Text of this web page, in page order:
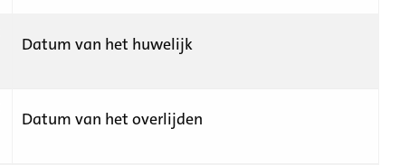
Datum van het huwelijk
Datum van het overlijden